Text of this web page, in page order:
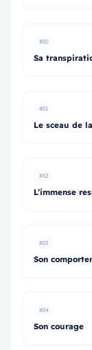
#30
Sa
#31
Le sceau de
#32
L’immense
#33
Son
#34
Son courage